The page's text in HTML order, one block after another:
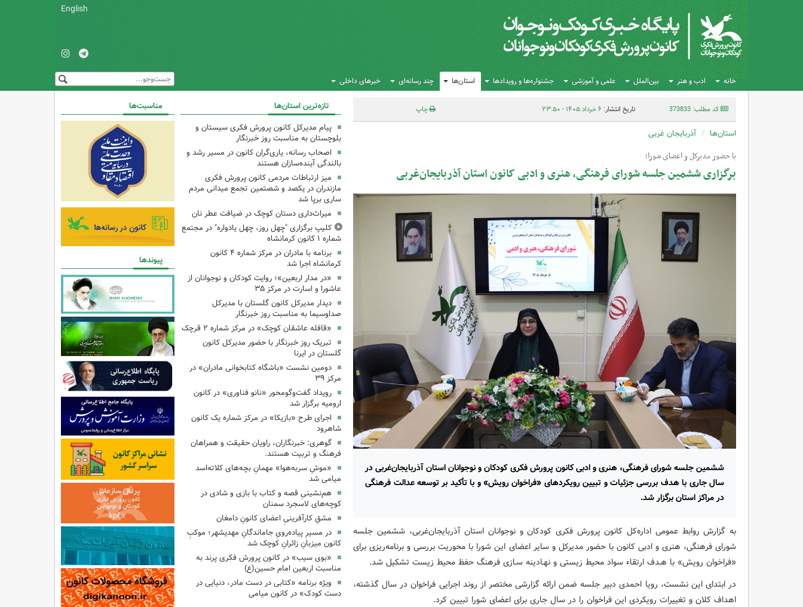
English
خانه ادب و هنر بین‌الملل علمی و آموزشی جشنواره‌ها و رویدادها استان‌ها چند رسانه‌ای خبرهای داخلی
کد مطلب: 373833 تاریخ انتشار:۶ خرداد ۱۴۰۵ - ۲۳:۵۰ چاپ
استان‌ها آذربایجان غربی
با حضور مدیرکل و اعضای شورا؛
برگزاری ششمین جلسه شورای فرهنگی، هنری و ادبی کانون استان آذربایجان‌غربی
ششمین جلسه شورای فرهنگی، هنری و ادبی کانون پرورش فکری کودکان و نوجوانان استان آذربایجان‌غربی در
سال جاری با هدف بررسی جزئیات و تبیین رویکردهای «فراخوان رویش» و با تأکید بر توسعه عدالت فرهنگی
در مراکز استان برگزار شد.
به گزارش روابط عمومی اداره‌کل کانون پرورش فکری کودکان و نوجوانان استان آذربایجان‌غربی، ششمین جلسه
شورای فرهنگی، هنری و ادبی کانون با حضور مدیرکل و سایر اعضای این شورا با محوریت بررسی و برنامه‌ریزی برای
«فراخوان رویش» با هـدف ارتقاء سواد محیط زیستی و نهـادینه سـازی فرهنگ حفظ محیط زیست تشکیل شد.
در ابتدای این نشست، رویا احمدی دبیر جلسه ضمن ارائه گزارشی مختصر از روند اجرایی فراخوان در سال گذشته،
اهداف کلان و تغییرات رویکردی این فراخوان را در سال جاری برای اعضای شورا تبیین کرد.
تازه‌ترین استان‌ها
پیام مدیرکل کانون پرورش فکری سیستان و
بلوچستان به مناسبت روز خبرنگار
اصحاب رسانه، یاری‌گران کانون در مسیر رشد و
بالندگی آینده‌سازان هستند
میز ارتباطات مردمی کانون پرورش فکری
مازندران در یکصد و شصتمین تجمع میدانی مردم
ساری برپا شد
میراث‌داری دستان کوچک در ضیافت عطر نان
کلیپ برگزاری "چهل روز، چهل یادواره" در مجتمع
شماره ۱ کانون کرمانشاه
برنامه با مادران در مرکز شماره ۴ کانون
کرمانشاه اجرا شد
«در مدار اربعین»؛ روایت کودکان و نوجوانان از
عاشورا و اسارت در مرکز ۳۵
دیدار مدیرکل کانون گلستان با مدیرکل
صداوسیما به مناسبت روز خبرنگار
«قافله عاشقان کوچک» در مرکز شماره ۲ قرچک
تبریک روز خبرنگار با حضور مدیرکل کانون
گلستان در ایرنا
دومین نشست «باشگاه کتابخوانی مادران» در
مرکز ۳۹
رویداد گفت‌وگومحور «نانو فناوری» در کانون
ارومیه برگزار شد
اجرای طرح «بازیکا» در مرکز شماره یک کانون
شاهرود
گوهری: خبرنگاران، راویان حقیقت و همراهان
فرهنگ و تربیت هستند.
«موشِ سربه‌هوا» مهمانِ بچه‌های کلاته‌اسد
میامی شد
هم‌نشینیِ قصه و کتاب با بازی و شادی در
کوچه‌های لاسجرد سمنان
مشقِ کارآفرینیِ اعضای کانونِ دامغان
در مسیرِ پیاده‌رویِ جاماندگانِ مهدیشهر؛ موکبِ
کانون میزبانِ زائرانِ کوچک شد
«بوی سیب» در کانون پرورش فکری پرند به
مناسبت اربعین امام حسین(ع)
ویژه برنامه «کتابی در دست مادر، دنیایی در
دست کودک» در کانون میامی
مناسبت‌ها
پیوندها